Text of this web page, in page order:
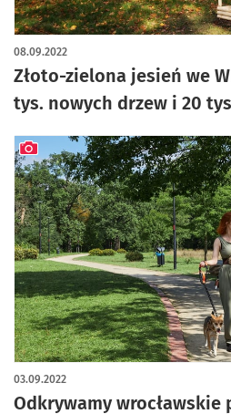
Złoto-zielona jesień we
tys. nowych drzew i 20
08.09.2022
artykuł z galerią zdjęć
Odkrywamy wrocławskie
03.09.2022
artykuł z galerią zdjęć